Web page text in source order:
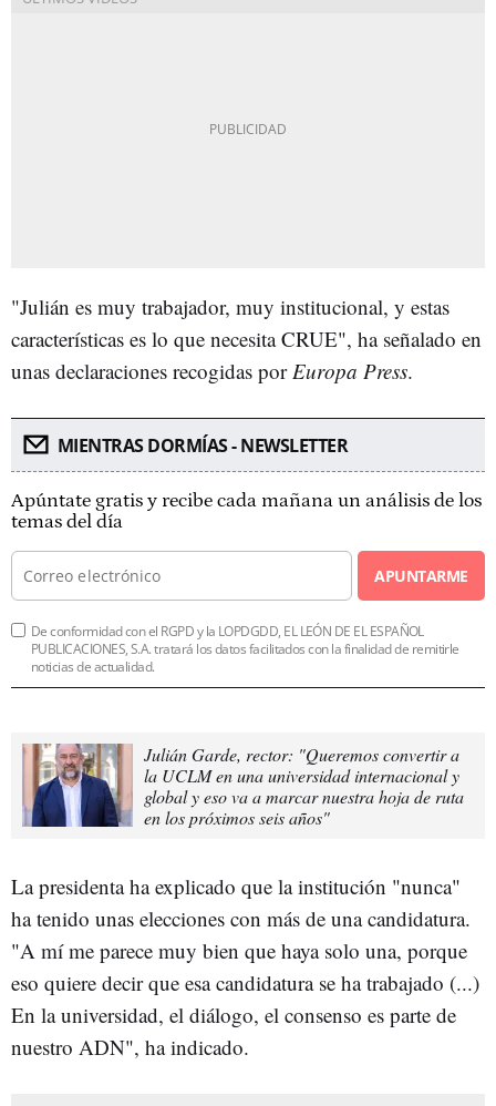
"Julián es muy trabajador, muy institucional, y estas
características es lo que necesita CRUE", ha señalado en
unas declaraciones recogidas por Europa Press.
MIENTRAS DORMÍAS - NEWSLETTER
Apúntate gratis y recibe cada mañana un análisis de los
temas del día
APUNTARME
De conformidad con el RGPD y la LOPDGDD, EL LEÓN DE EL ESPAÑOL
PUBLICACIONES, S.A. tratará los datos facilitados con la finalidad de remitirle
noticias de actualidad.
Julián Garde, rector: "Queremos convertir a
la UCLM en una universidad internacional y
global y eso va a marcar nuestra hoja de ruta
en los próximos seis años"
La presidenta ha explicado que la institución "nunca"
ha tenido unas elecciones con más de una candidatura.
"A mí me parece muy bien que haya solo una, porque
eso quiere decir que esa candidatura se ha trabajado (...)
En la universidad, el diálogo, el consenso es parte de
nuestro ADN", ha indicado.